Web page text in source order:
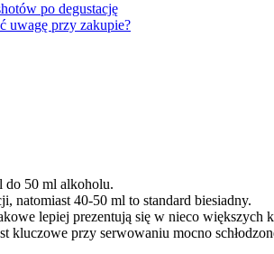
po degustację
uwagę przy zakupie?
do 50 ml alkoholu.
natomiast 40-50 ml to standard biesiadny.
lepiej prezentują się w nieco większych
kluczowe przy serwowaniu mocno